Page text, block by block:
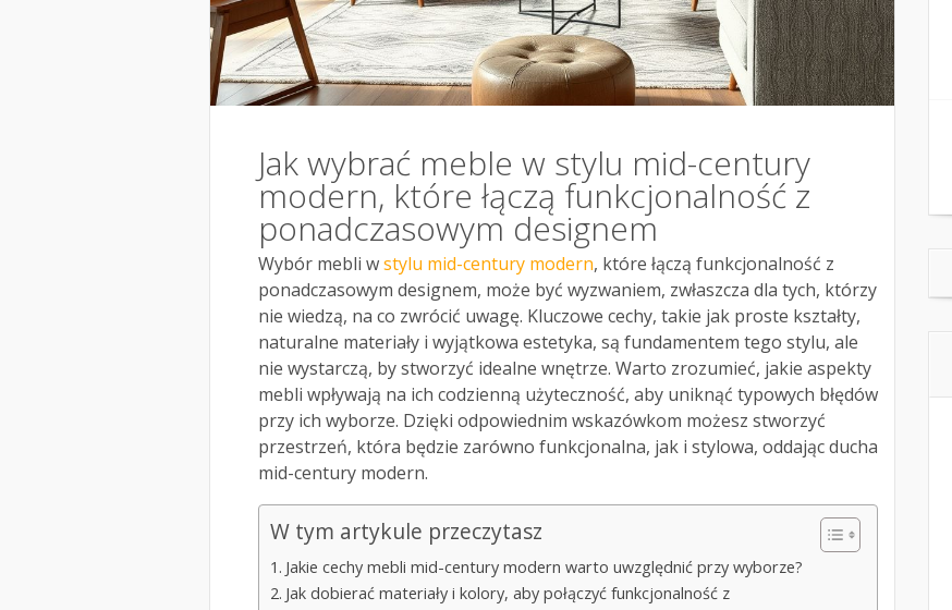
Jak wybrać meble w stylu mid-century
modern, które łączą funkcjonalność z
ponadczasowym designem
Wybór mebli wstylu mid-century modern, które łączą funkcjonalność z
ponadczasowym designem, może być wyzwaniem, zwłaszcza dla tych, którzy
nie wiedzą, na co zwrócić uwagę. Kluczowe cechy, takie jak proste kształty,
naturalne materiały i wyjątkowa estetyka, są fundamentem tego stylu, ale
nie wystarczą, by stworzyć idealne wnętrze. Warto zrozumieć, jakie aspekty
mebli wpływają na ich codzienną użyteczność, aby uniknąć typowych błędów
przy ich wyborze. Dzięki odpowiednim wskazówkom możesz stworzyć
przestrzeń, która będzie zarówno funkcjonalna, jak i stylowa, oddając ducha
mid-century modern.
W tym artykule przeczytasz
Jakie cechy mebli mid-century modern warto uwzględnić przy wyborze?
Jak dobierać materiały i kolory, aby połączyć funkcjonalność z